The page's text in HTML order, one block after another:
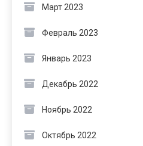
Март 2023
Февраль 2023
Январь 2023
Декабрь 2022
Ноябрь 2022
Октябрь 2022